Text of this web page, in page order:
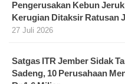
Pengerusakan Kebun
Kerugian Ditaksir Ratusan
27 Juli 2026
Satgas ITR Jember Sidak
Sadeng, 10 Perusahaan